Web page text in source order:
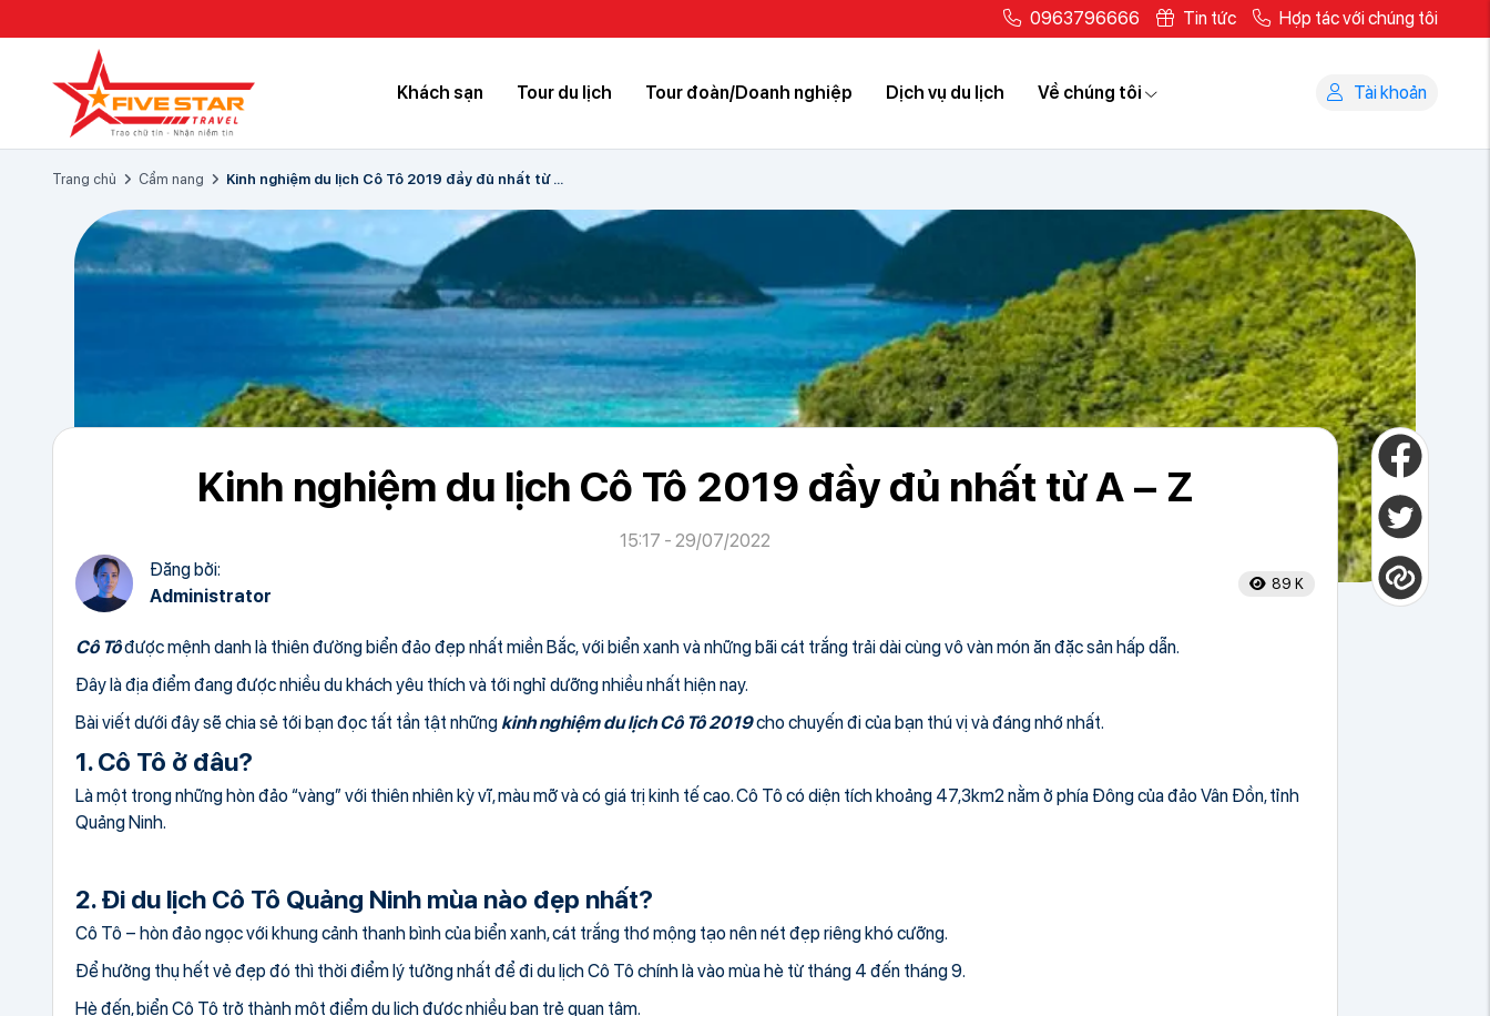
0963796666 Tin tức Hợp tác với chúng tôi
Khách sạn Tour du lịch Tour đoàn/Doanh nghiệp Dịch vụ du lịch Về chúng tôi Tài khoản
Trang chủ Cẩm nang Kinh nghiệm du lịch Cô Tô 2019 đầy đủ nhất từ ...
Kinh nghiệm du lịch Cô Tô 2019 đầy đủ nhất từ A – Z
15:17 - 29/07/2022
Đăng bởi:
Administrator
89 K
Cô Tôđược mệnh danh là thiên đường biển đảo đẹp nhất miền Bắc, với biển xanh và những bãi cát trắng trải dài cùng vô vàn món ăn đặc sản hấp dẫn.
Đây là địa điểm đang được nhiều du khách yêu thích và tới nghỉ dưỡng nhiều nhất hiện nay.
Bài viết dưới đây sẽ chia sẻ tới bạn đọc tất tần tật những kinh nghiệm du lịch Cô Tô 2019cho chuyến đi của bạn thú vị và đáng nhớ nhất.
1. Cô Tô ở đâu?
Là một trong những hòn đảo “vàng” với thiên nhiên kỳ vĩ, màu mỡ và có giá trị kinh tế cao. Cô Tô có diện tích khoảng 47,3km2 nằm ở phía Đông của đảo Vân Đồn, tỉnh
Quảng Ninh.
2. Đi du lịch Cô Tô Quảng Ninh mùa nào đẹp nhất?
Cô Tô – hòn đảo ngọc với khung cảnh thanh bình của biển xanh, cát trắng thơ mộng tạo nên nét đẹp riêng khó cưỡng.
Để hưởng thụ hết vẻ đẹp đó thì thời điểm lý tưởng nhất để đi du lịch Cô Tô chính là vào mùa hè từ tháng 4 đến tháng 9.
Hè đến, biển Cô Tô trở thành một điểm du lịch được nhiều bạn trẻ quan tâm.